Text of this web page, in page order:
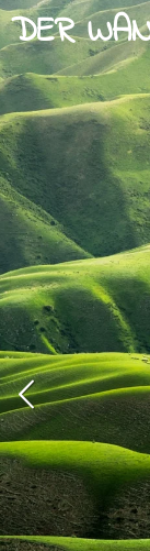
Zum
Hauptinhalt
springen